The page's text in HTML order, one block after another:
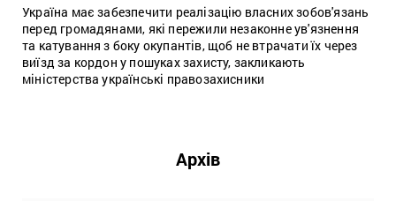
Україна має забезпечити реалізацію власних зобов'язань
перед громадянами, які пережили незаконне ув'язнення
та катування з боку окупантів, щоб не втрачати їх через
виїзд за кордон у пошуках захисту, закликають
міністерства українські правозахисники
Архів